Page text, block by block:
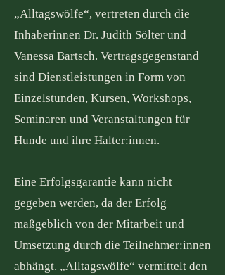
„Alltagswölfe“, vertreten durch die
Inhaberinnen Dr. Judith Sölter und
Vanessa Bartsch. Vertragsgegenstand
sind Dienstleistungen in Form von
Einzelstunden, Kursen, Workshops,
Seminaren und Veranstaltungen für
Hunde und ihre Halter:innen.
Eine Erfolgsgarantie kann nicht
gegeben werden, da der Erfolg
maßgeblich von der Mitarbeit und
Umsetzung durch die Teilnehmer:innen
abhängt. „Alltagswölfe“ vermittelt den